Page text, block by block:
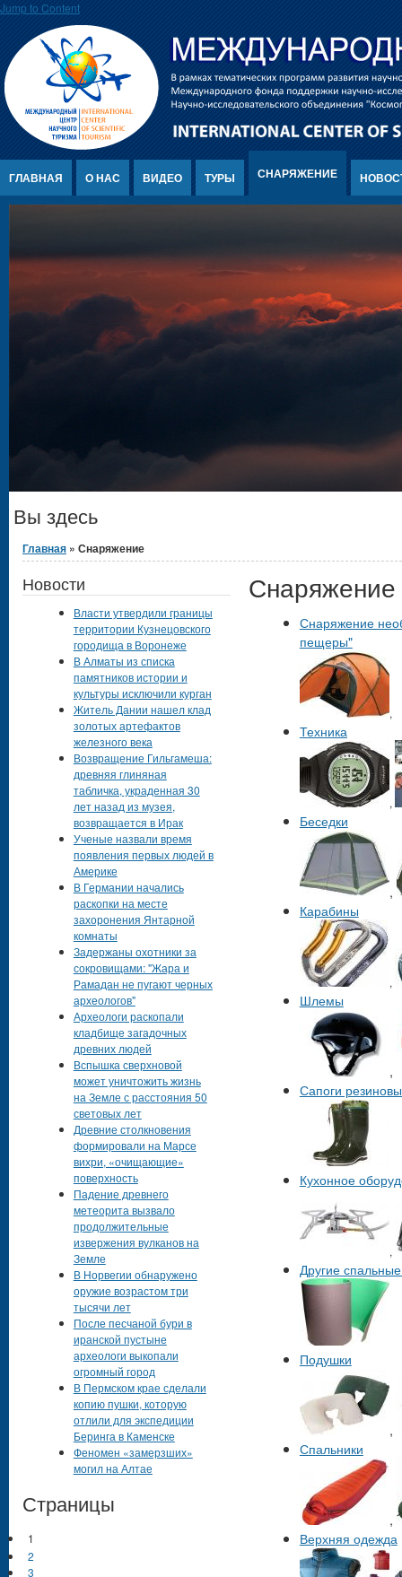
Jump to Content
ГЛАВНАЯ О НАС ВИДЕО ТУРЫ СНАРЯЖЕНИЕ
Вы здесь
Главная » Снаряжение
Снаряжение
Снаряжение
пещеры"
,
Техника
,
Беседки
,
Карабины
,
Шлемы
,
Сапоги
Кухонное
,
Другие
Подушки
,
Спальники
,
Верхняя одежда
Новости
Власти утвердили границы
территории Кузнецовского
городища в Воронеже
В Алматы из списка
памятников истории и
культуры исключили курган
Житель Дании нашел клад
золотых артефактов
железного века
Возвращение Гильгамеша:
древняя глиняная
табличка, украденная 30
лет назад из музея,
возвращается в Ирак
Ученые назвали время
появления первых людей в
Америке
В Германии начались
раскопки на месте
захоронения Янтарной
комнаты
Задержаны охотники за
сокровищами: "Жара и
Рамадан не пугают черных
археологов"
Археологи раскопали
кладбище загадочных
древних людей
Вспышка сверхновой
может уничтожить жизнь
на Земле с расстояния 50
световых лет
Древние столкновения
формировали на Марсе
вихри, «очищающие»
поверхность
Падение древнего
метеорита вызвало
продолжительные
извержения вулканов на
Земле
В Норвегии обнаружено
оружие возрастом три
тысячи лет
После песчаной бури в
иранской пустыне
археологи выкопали
огромный город
В Пермском крае сделали
копию пушки, которую
отлили для экспедиции
Беринга в Каменске
Феномен «замерзших»
могил на Алтае
Страницы
1
2
3